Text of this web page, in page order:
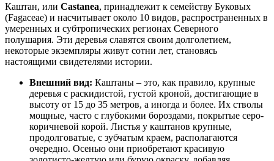
Каштан, или Castanea, принадлежит к семейству Буковых
(Fagaceae) и насчитывает около 10 видов, распространенных в
умеренных и субтропических регионах Северного
полушария. Эти деревья славятся своим долголетием,
некоторые экземпляры живут сотни лет, становясь
настоящими свидетелями истории.
Внешний вид: Каштаны – это, как правило, крупные
деревья с раскидистой, густой кроной, достигающие в
высоту от 15 до 35 метров, а иногда и более. Их стволы
мощные, часто с глубокими бороздами, покрытые серо-
коричневой корой. Листья у каштанов крупные,
продолговатые, с зубчатым краем, располагаются
очередно. Осенью они приобретают красивую